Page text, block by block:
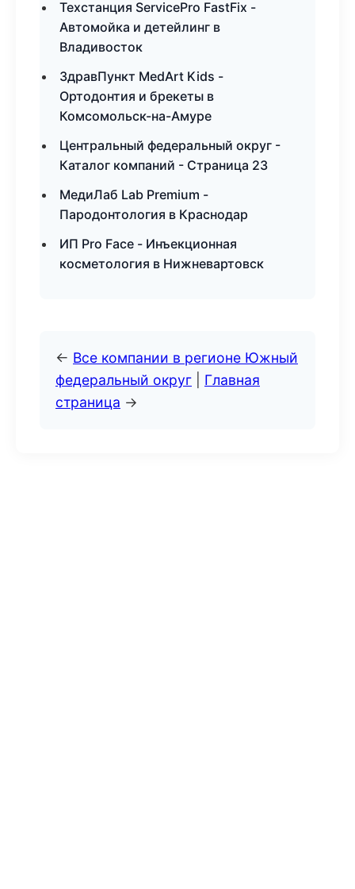
Техстанция ServicePro FastFix -
Автомойка и детейлинг в
Владивосток
ЗдравПункт MedArt Kids -
Ортодонтия и брекеты в
Комсомольск-на-Амуре
Центральный федеральный округ -
Каталог компаний - Страница 23
МедиЛаб Lab Premium -
Пародонтология в Краснодар
ИП Pro Face - Инъекционная
косметология в Нижневартовск
← Все компании в регионе Южный
федеральный округ
Главная
страница →